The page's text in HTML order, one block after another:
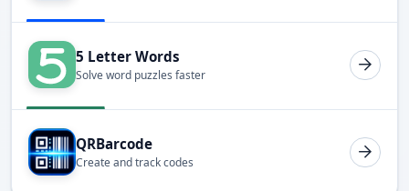
5 Letter Words
Solve word puzzles faster
QRBarcode
Create and track codes